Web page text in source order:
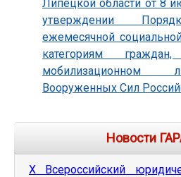
Липецкой области от 8
утверждении
ежемесячной
категориям
мобилизационном
Вооруженных Сил
Новости
Х Всероссийский